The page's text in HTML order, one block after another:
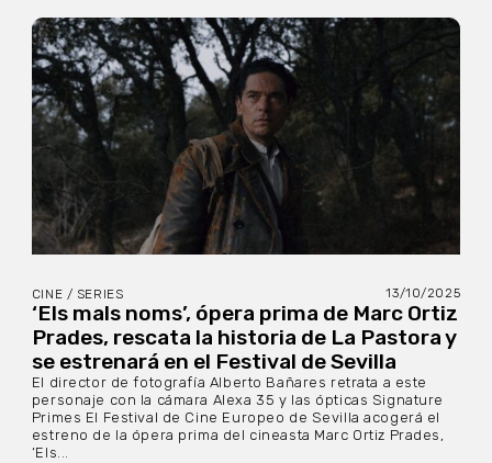
CINE / SERIES 13/10/2025
‘Els mals noms’, ópera prima de Marc Ortiz
Prades, rescata la historia de La Pastora y
se estrenará en el Festival de Sevilla
El director de fotografía Alberto Bañares retrata a este
personaje con la cámara Alexa 35 y las ópticas Signature
Primes El Festival de Cine Europeo de Sevilla acogerá el
estreno de la ópera prima del cineasta Marc Ortiz Prades,
‘Els...